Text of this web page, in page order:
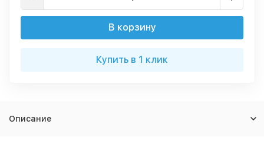
В корзину
Купить в 1 клик
Описание